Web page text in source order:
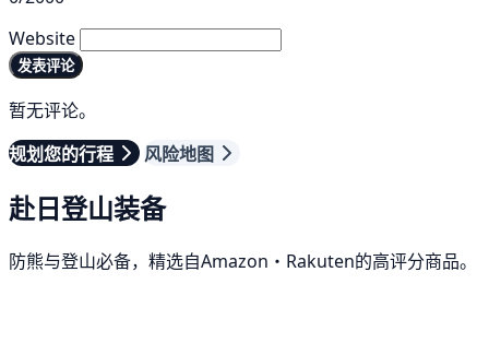
Website
发表评论
暂无评论。
规划您的行程
风险地图
赴日登山装备
防熊与登山必备，精选自Amazon・Rakuten的高评分商品。